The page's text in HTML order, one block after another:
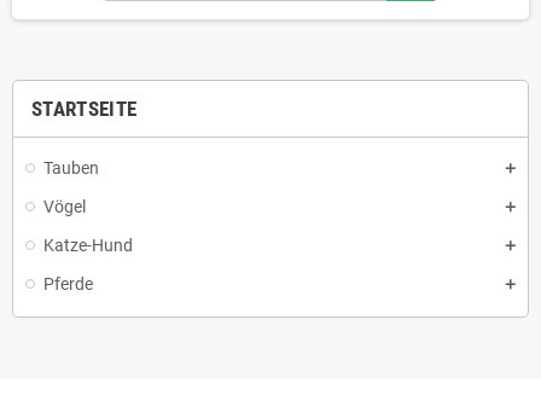
STARTSEITE
Tauben
Vögel
Katze-Hund
Pferde